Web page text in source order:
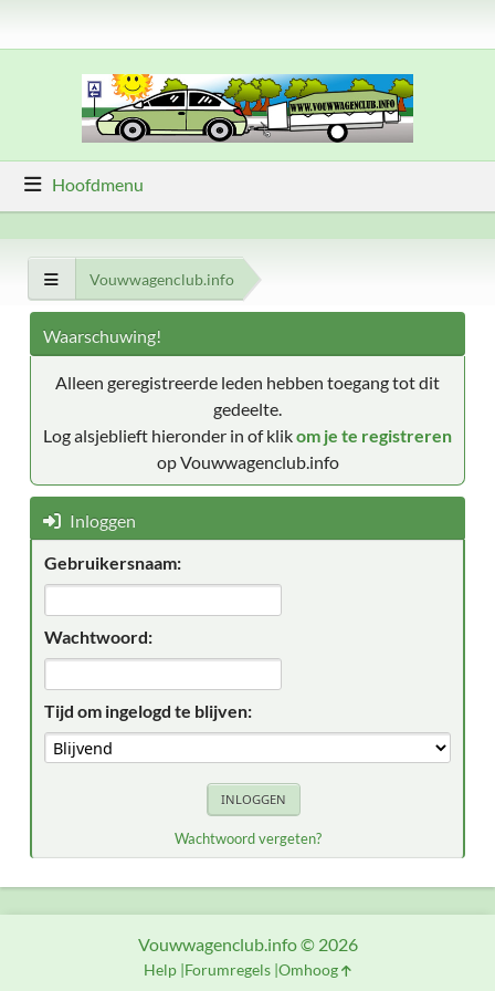
Hoofdmenu
Vouwwagenclub.info
Waarschuwing!
Alleen geregistreerde leden hebben toegang tot dit
gedeelte.
Log alsjeblieft hieronder in of klikom je te registreren
op Vouwwagenclub.info
Inloggen
Gebruikersnaam:
Wachtwoord:
Tijd om ingelogd te blijven:
Wachtwoord vergeten?
Vouwwagenclub.info © 2026
Help Forumregels Omhoog